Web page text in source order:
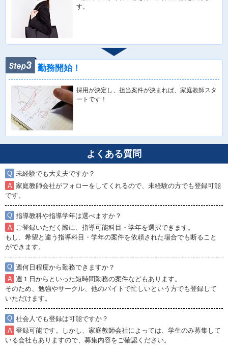
す。
勤務開始！
採用が決定し、担当案件が決まれば、家庭教師スタ
ートです！
よくある質問
未経験でも大丈夫ですか？
家庭教師会社がフォローをしてくれるので、未経験の方でも登録可能
です。
指導教科や指導学年は選べますか？
ご登録いただく際に、指導可能科目・学年を選択できます。
もし、希望と違う指導科目・学年の案件を依頼された場合でも断ること
ができます。
週何日程度から勤務できますか？
週１日からといった短時間勤務の案件などもあります。
そのため、勉強やサークル、他のバイトで忙しいという方でも登録して
いただけます。
社会人でも登録は可能ですか？
登録可能です。しかし、家庭教師会社によっては、学生のみ募集して
いる会社もありますので、募集内容をご確認ください。